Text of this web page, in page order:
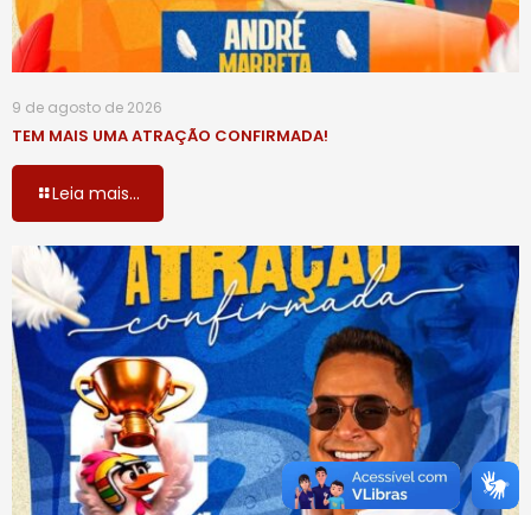
9 de agosto de 2026
TEM MAIS UMA ATRAÇÃO CONFIRMADA!
Leia mais...